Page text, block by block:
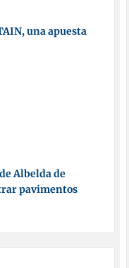
una apuesta
Albelda de
pavimentos